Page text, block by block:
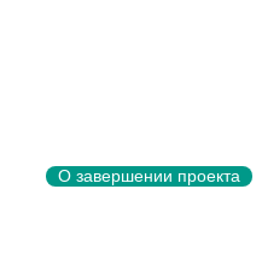
О завершении проекта